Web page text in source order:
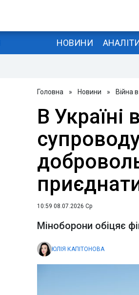
НОВИНИ
Головна » Новини » Війна
В Україні
10:59 08.07.2026 Ср
Міноборони обіцяє
ЮЛІЯ КАПІТОНОВА